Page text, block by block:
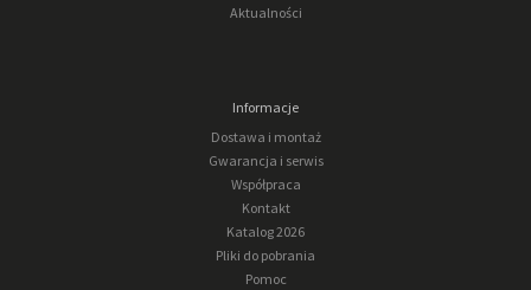
Aktualności
Informacje
Dostawa i montaż
Gwarancja i serwis
Współpraca
Kontakt
Katalog 2026
Pliki do pobrania
Pomoc